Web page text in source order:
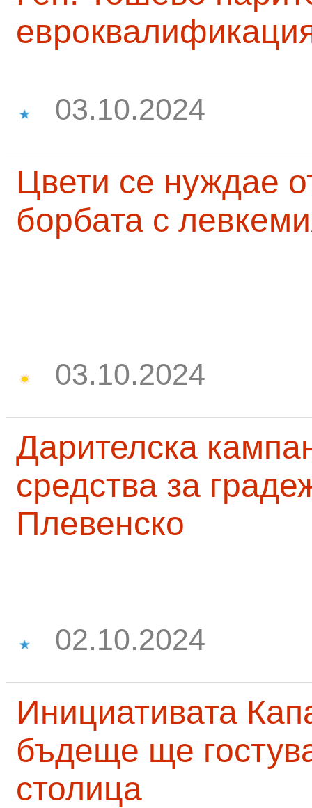
03.10.2024
Цвети се нуждае
борбата с
03.10.2024
Дарителска
средства за
Плевенско
02.10.2024
Инициативата
бъдеще ще
столица